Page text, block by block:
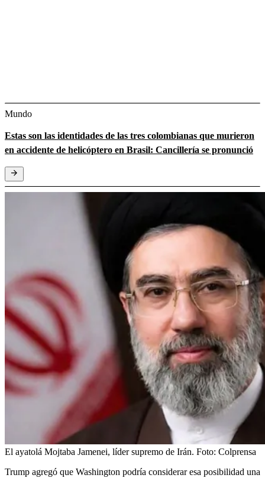
Mundo
Estas son las identidades de las tres colombianas que murieron
en accidente de helicóptero en Brasil: Cancillería se pronunció
El ayatolá Mojtaba Jamenei, líder supremo de Irán. Foto: Colprensa
Trump agregó que Washington podría considerar esa posibilidad una